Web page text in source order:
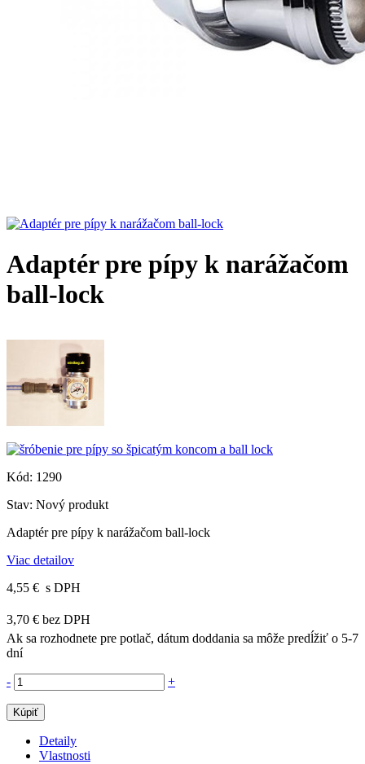
Adaptér pre pípy k narážačom
ball-lock
Kód: 1290
Stav: Nový produkt
Adaptér pre pípy k narážačom ball-lock
Viac detailov
4,55 € s DPH
3,70 € bez DPH
Ak sa rozhodnete pre potlač, dátum doddania sa môže predĺžiť o 5-7
dní
- +
Kúpiť
Detaily
Vlastnosti